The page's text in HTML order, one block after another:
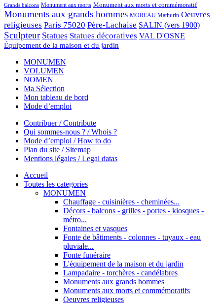
Grands balcons Monument aux morts Monument aux morts et commémoratif
Monuments aux grands hommes MOREAU Mathurin Oeuvres
religieuses Paris 75020 Père-Lachaise SALIN (vers 1900)
Sculpteur Statues Statues décoratives VAL D'OSNE
Équipement de la maison et du jardin
MONUMEN
VOLUMEN
NOMEN
Ma Sélection
Mon tableau de bord
Mode d’emploi
Contribuer / Contribute
Qui sommes-nous ? / Whois ?
Mode d’emploi / How to do
Plan du site / Sitemap
Mentions légales / Legal datas
Accueil
Toutes les categories
MONUMEN
Chauffage - cuisinières - cheminées...
Décors - balcons - grilles - portes - kiosques -
métro...
Fontaines et vasques
Fonte de bâtiments - colonnes - tuyaux - eau
pluviale...
Fonte funéraire
L'équipement de la maison et du jardin
Lampadaire - torchères - candélabres
Monuments aux grands hommes
Monuments aux morts et commémoratifs
Oeuvres religieuses